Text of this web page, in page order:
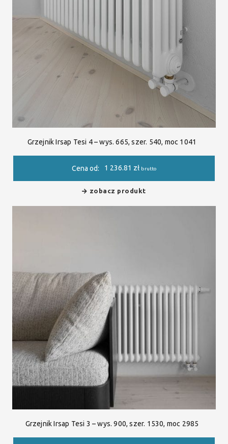
Grzejnik Irsap Tesi 4 – wys. 665, szer. 540, moc 1041
Cena od: 1 236.81 zł brutto
zobacz produkt
Grzejnik Irsap Tesi 3 – wys. 900, szer. 1530, moc 2985